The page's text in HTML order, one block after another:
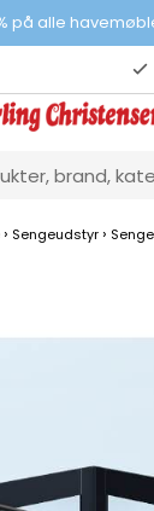
på alle 100%
Gratis &
› Sengeudstyr ›